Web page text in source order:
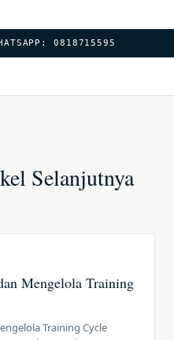
0818715595
Selanjutnya
Mengelola Training
Training Cycle